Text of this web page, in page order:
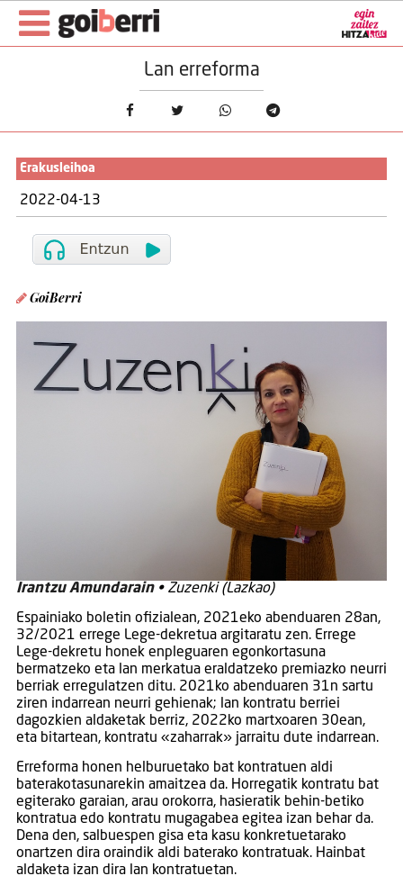
Lan erreforma
Erakusleihoa
2022-04-13
GoiBerri
Irantzu Amundarain• Zuzenki (Lazkao)
Espainiako boletin ofizialean, 2021eko abenduaren 28an,
32/2021 errege Lege-dekretua argitaratu zen. Errege
Lege-dekretu honek enpleguaren egonkortasuna
bermatzeko eta lan merkatua eraldatzeko premiazko neurri
berriak erregulatzen ditu. 2021ko abenduaren 31n sartu
ziren indarrean neurri gehienak; lan kontratu berriei
dagozkien aldaketak berriz, 2022ko martxoaren 30ean,
eta bitartean, kontratu «zaharrak» jarraitu dute indarrean.
Erreforma honen helburuetako bat kontratuen aldi
baterakotasunarekin amaitzea da. Horregatik kontratu bat
egiterako garaian, arau orokorra, hasieratik behin-betiko
kontratua edo kontratu mugagabea egitea izan behar da.
Dena den, salbuespen gisa eta kasu konkretuetarako
onartzen dira oraindik aldi baterako kontratuak. Hainbat
aldaketa izan dira lan kontratuetan.